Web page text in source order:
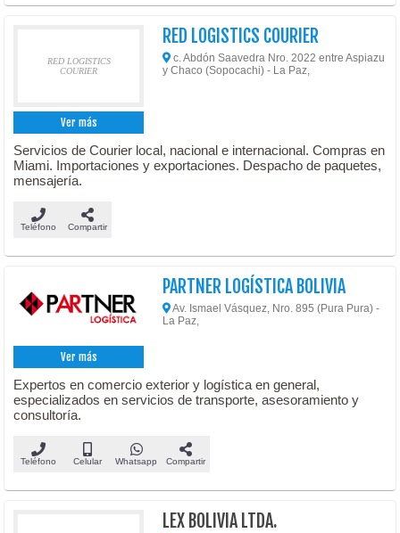
RED LOGISTICS
COURIER
Ver más
RED LOGISTICS COURIER
c. Abdón Saavedra Nro. 2022 entre Aspiazu
y Chaco (Sopocachi) - La Paz,
Servicios de Courier local, nacional e internacional. Compras en
Miami. Importaciones y exportaciones. Despacho de paquetes,
mensajería.
Teléfono Compartir
Ver más
PARTNER LOGÍSTICA BOLIVIA
Av. Ismael Vásquez, Nro. 895 (Pura Pura) -
La Paz,
Expertos en comercio exterior y logística en general,
especializados en servicios de transporte, asesoramiento y
consultoría.
Teléfono Celular Whatsapp Compartir
LEX BOLIVIA LTDA.